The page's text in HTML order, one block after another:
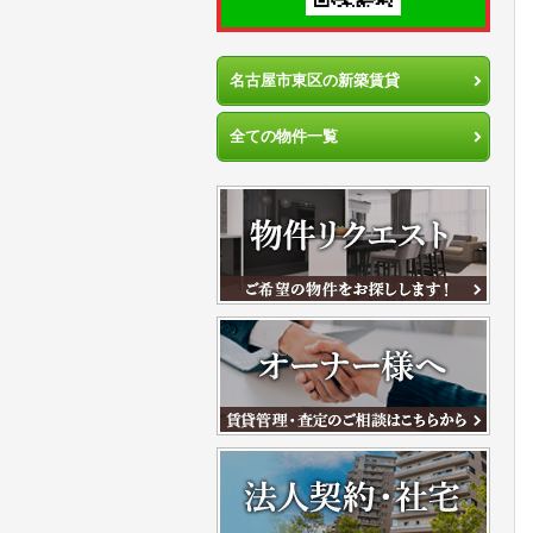
名古屋市東区の新築賃貸
全ての物件一覧